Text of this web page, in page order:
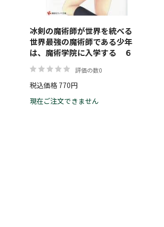
冰剣の魔術師が世界を統べる
世界最強の魔術師である少年
は、魔術学院に入学する ６
評価の数0
税込価格 770円
現在ご注文できません